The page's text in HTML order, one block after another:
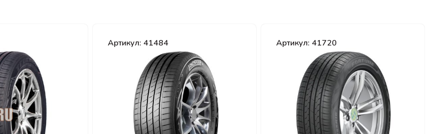
Артикул: 41484 Артикул: 41720